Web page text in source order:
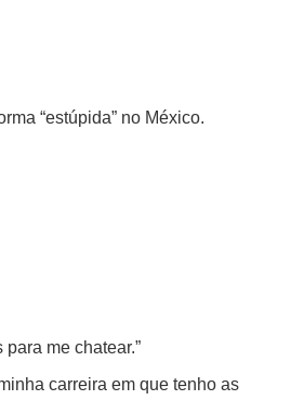
“estúpida” no México.
me chatear.”
carreira em que tenho as